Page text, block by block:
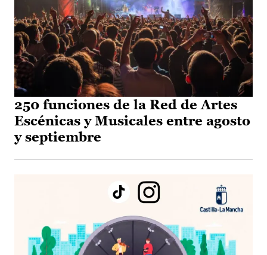
250 funciones de la Red de Artes
Escénicas y Musicales entre agosto
y septiembre